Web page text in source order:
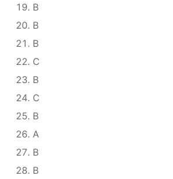
B
B
B
C
B
C
B
A
B
B